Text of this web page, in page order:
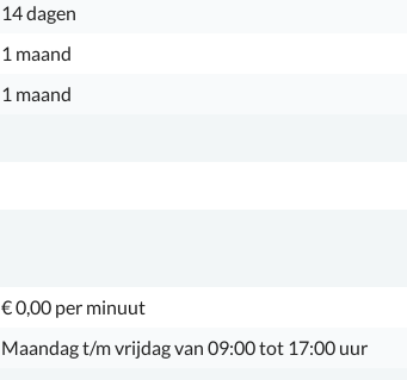
14 dagen
1 maand
1 maand
€ 0,00 per minuut
Maandag t/m vrijdag van 09:00 tot 17:00 uur